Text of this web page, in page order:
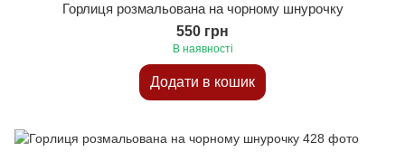
Горлиця розмальована на чорному шнурочку
550 грн
В наявності
Додати в кошик